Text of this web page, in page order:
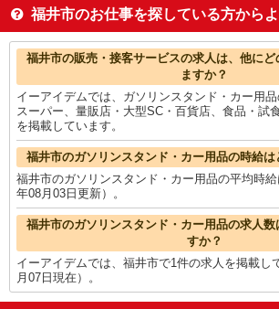
作業療法士・理学療法士・言語聴覚士・視能訓練士
一般・営業事務 1,375円
量販店・大型SC・百貨店1,364円
福井市の他の職種の平均時給を見る
福井市のお仕事を探している方から
福井市の販売・接客サービスの求人は、他にど
ますか？
イーアイデムでは、ガソリンスタンド・カー用品
スーパー、量販店・大型SC・百貨店、食品・試
を掲載しています。
福井市のガソリンスタンド・カー用品の時給は
福井市のガソリンスタンド・カー用品の平均時
年08月03日更新）。
福井市のガソリンスタンド・カー用品の求人数
すか？
イーアイデムでは、福井市で1件の求人を掲載し
月07日現在）。